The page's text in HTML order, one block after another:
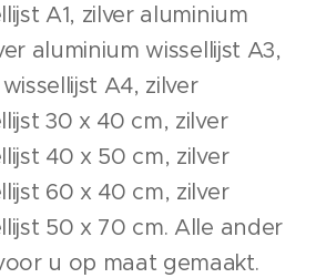
A1, zilver aluminium
aluminium wissellijst A3,
A4, zilver
30 x 40 cm, zilver
40 x 50 cm, zilver
60 x 40 cm, zilver
50 x 70 cm. Alle ander
u op maat gemaakt.